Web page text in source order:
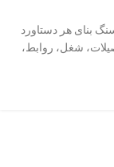
بنای هر دستاورد
شغل، روابط،